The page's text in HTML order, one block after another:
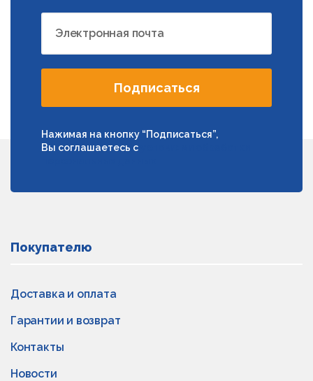
Электронная почта
Подписаться
Нажимая на кнопку “Подписаться”,
Вы соглашаетесь с
Покупателю
Доставка и оплата
Гарантии и возврат
Контакты
Новости